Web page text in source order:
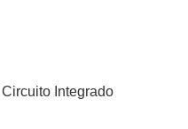
Integrado